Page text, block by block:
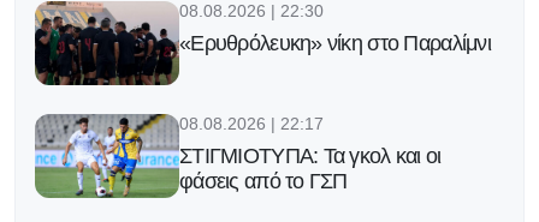
08.08.2026 | 22:30
«Ερυθρόλευκη» νίκη στο Παραλίμνι
08.08.2026 | 22:17
ΣΤΙΓΜΙΟΤΥΠΑ: Τα γκολ και οι
φάσεις από το ΓΣΠ